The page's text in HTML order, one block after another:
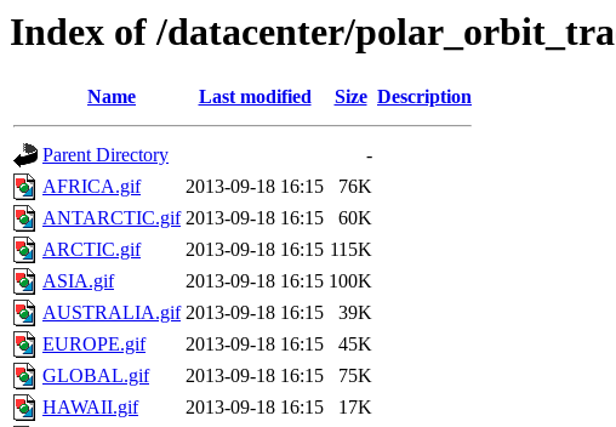
Index of /datacenter/
Name Last modified Size Description
Parent Directory
-
AFRICA.gif
2013-09-18 16:15
76K
ANTARCTIC.gif 2013-09-18 16:15
60K
ARCTIC.gif
2013-09-18 16:15 115K
ASIA.gif
2013-09-18 16:15 100K
AUSTRALIA.gif 2013-09-18 16:15
39K
EUROPE.gif
2013-09-18 16:15
45K
GLOBAL.gif
2013-09-18 16:15
75K
HAWAII.gif
2013-09-18 16:15
17K